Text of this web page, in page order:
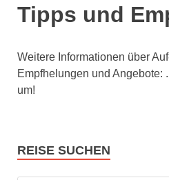
Tipps und
Weitere Informationen über
Empfhelungen und Angebote:
um!
REISE SUCHEN